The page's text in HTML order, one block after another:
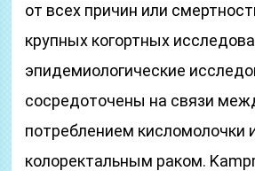
от всех причин или
крупных когортных
эпидемиологические
сосредоточены на связи
потреблением кисломолочки
колоректальным раком.